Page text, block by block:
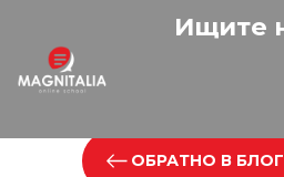
Ищите нас
ОБРАТНО В БЛОГ